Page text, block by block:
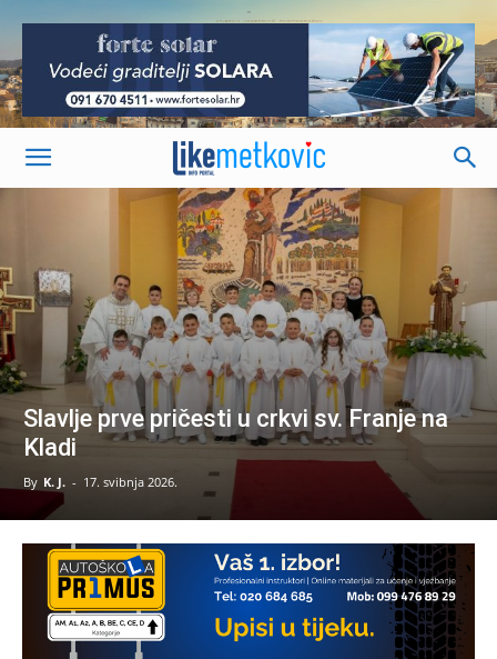
-
Slavlje prve pričesti u crkvi sv. Franje na
Kladi
By K. J. - 17. svibnja 2026.